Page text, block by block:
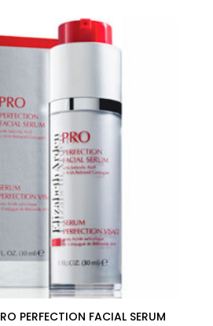
PERFECTION FACIAL SERUM